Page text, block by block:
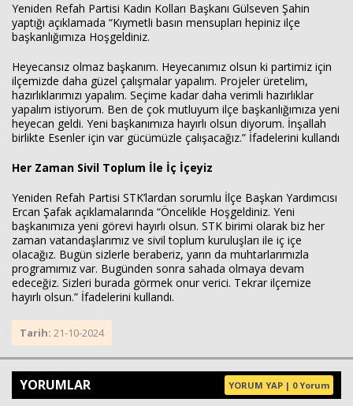
Yeniden Refah Partisi Kadın Kolları Başkanı Gülseven Şahin
yaptığı açıklamada “Kıymetli basın mensupları hepiniz ilçe
başkanlığımıza Hoşgeldiniz.
Heyecansız olmaz başkanım. Heyecanımız olsun ki partimiz için
ilçemizde daha güzel çalışmalar yapalım. Projeler üretelim,
hazırlıklarımızı yapalım. Seçime kadar daha verimli hazırlıklar
yapalım istiyorum. Ben de çok mutluyum ilçe başkanlığımıza yeni
heyecan geldi. Yeni başkanımıza hayırlı olsun diyorum. İnşallah
birlikte Esenler için var gücümüzle çalışacağız.” İfadelerini kullandı
Her Zaman Sivil Toplum İle İç İçeyiz
Yeniden Refah Partisi STK’lardan sorumlu İlçe Başkan Yardımcısı
Ercan Şafak açıklamalarında “Öncelikle Hoşgeldiniz. Yeni
başkanımıza yeni görevi hayırlı olsun. STK birimi olarak biz her
zaman vatandaşlarımız ve sivil toplum kuruluşları ile iç içe
olacağız. Bugün sizlerle beraberiz, yarın da muhtarlarımızla
programımız var. Bugünden sonra sahada olmaya devam
edeceğiz. Sizleri burada görmek onur verici. Tekrar ilçemize
hayırlı olsun.” İfadelerini kullandı.
Tarih: 21-10-2024
YORUMLAR YORUM YAP | 0 Yorum